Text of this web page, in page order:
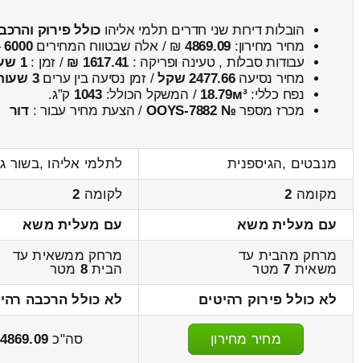
הובלות דירות שני חדרים תלמי אליהו כולל פירוק
מחיר מחירון: 4869.09 ₪ / אלה שבטווח המחירים6000
עבודות סבלות , טעינה ופריקה : 1617.41 ₪ / זמן :1 שעות 27 דקות
מחיר נסיעה2477.66 שקל / זמן נסיעה בין ערים3 שעות , 43 דקות
נפח כללי:18.79м³ / המשקל הכולל:1043 ק”ג.
מכרז מספר № OOYS-7882 / הצעת מחיר עבור :דור
מנבטים ,הגיספנית
לתלמי אליהו ,בשור ג
מקומה 2 לקומה 2
עם מעלית משא
עם מעלית משא
מרחק מהבית עד
משאית 7מטר
מרחק ממשאית עד
הבית8 מטר
לא כולל פירוק רהיטים
לא כולל הרכבה
מחיר מחירון סה"כ 4869.09